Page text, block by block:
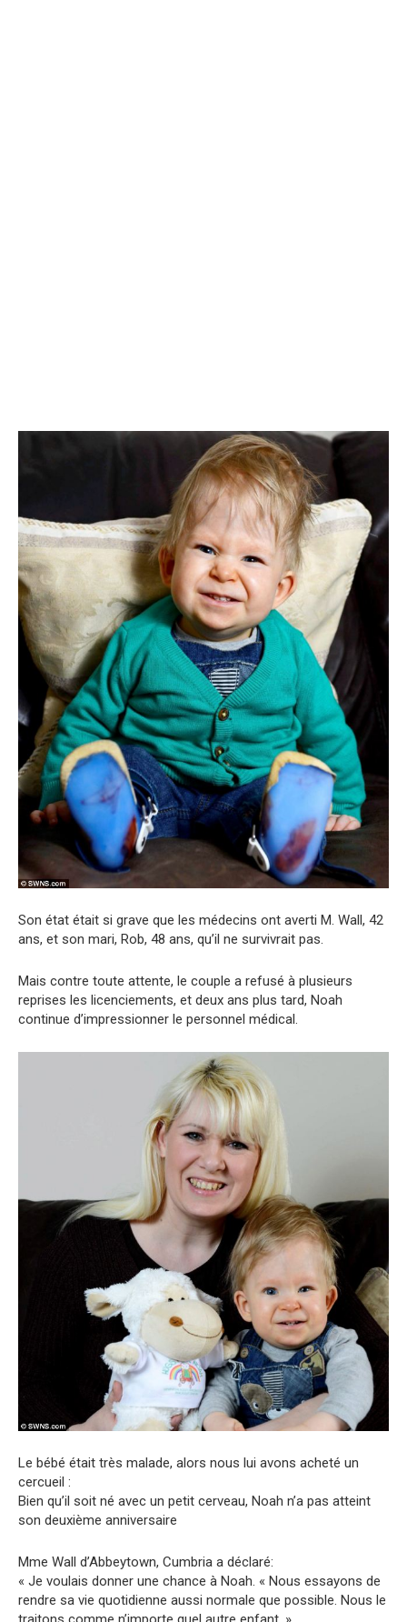
Son état était si grave que les médecins ont averti M. Wall, 42
ans, et son mari, Rob, 48 ans, qu’il ne survivrait pas.
Mais contre toute attente, le couple a refusé à plusieurs
reprises les licenciements, et deux ans plus tard, Noah
continue d’impressionner le personnel médical.
Le bébé était très malade, alors nous lui avons acheté un
cercueil :
Bien qu’il soit né avec un petit cerveau, Noah n’a pas atteint
son deuxième anniversaire
Mme Wall d’Abbeytown, Cumbria a déclaré:
« Je voulais donner une chance à Noah. « Nous essayons de
rendre sa vie quotidienne aussi normale que possible. Nous le